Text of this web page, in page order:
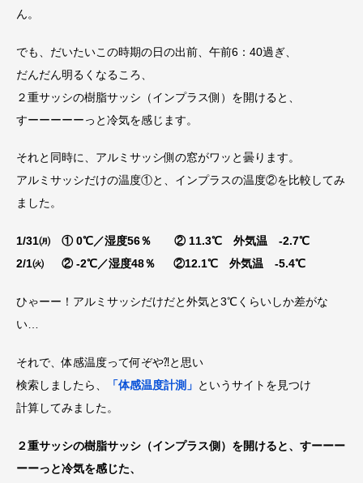
ん。
でも、だいたいこの時期の日の出前、午前6：40過ぎ、
だんだん明るくなるころ、
２重サッシの樹脂サッシ（インプラス側）を開けると、
すーーーーーっと冷気を感じます。
それと同時に、アルミサッシ側の窓がワッと曇ります。
アルミサッシだけの温度①と、インプラスの温度②を比較してみ
ました。
1/31㈪ ① 0℃／湿度56％ ② 11.3℃ 外気温 -2.7℃
2/1㈫ ② -2℃／湿度48％ ②12.1℃ 外気温 -5.4℃
ひゃーー！アルミサッシだけだと外気と3℃くらいしか差がな
い…
それで、体感温度って何ぞや⁈と思い
検索しましたら、
「体感温度計測」 というサイトを見つけ
計算してみました。
２重サッシの樹脂サッシ（インプラス側）を開けると、すーーー
ーーっと冷気を感じた、